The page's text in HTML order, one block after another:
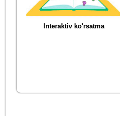
Interaktiv ko'rsatma